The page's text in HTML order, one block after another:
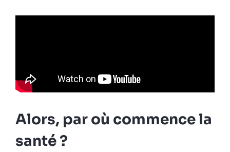
Alors, par où commence la
santé ?